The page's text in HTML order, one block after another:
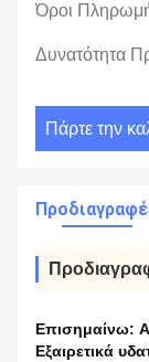
Όροι
Δυνατότητα
Πάρτε την
Επισημαίνω:
Εξαιρετικά